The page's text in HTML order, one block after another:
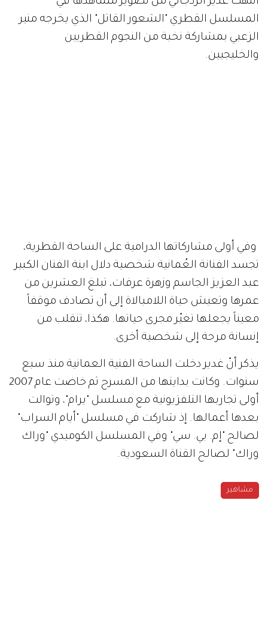
المسلسل القطري "الشعور القاتل" الذي يخرجه منير
الزعبي بمشاركة نخبة من النجوم القطريين
والخليجيين.
وفي أولى مشاركاتها الدرامية على الساحة القطرية،
تجسد الفنانة العُمانية شخصية دلال ابنة الفنان الكبير
عبد العزيز الجاسم وزهرة عرفات، تبلغ العشرين من
عمرها وتعيش حياة اللامبالاة إلى أن تصادف موقفاً
معيناً يجعلها تغيّر مجرى حياتها. هكذا، تنقلب من
إنسانة مرحة إلى شخصية أخرى.
يذكر أنّ غدير دخلت الساحة الفنية العمانية منذ سبع
سنوات. وكانت بدايتها من المسرح ثم خاضت عام 2007
أولى تجاربها التلفزيونية مع مسلسل "يرام"، وتوالت
بعدها أعمالها. إذ شاركت في مسلسل "أيام السراب"
لصالح "إم. بي. سي" وفي المسلسل الكوميدي "وراك
وراك" لصالح القناة السعودية.
مشاهير